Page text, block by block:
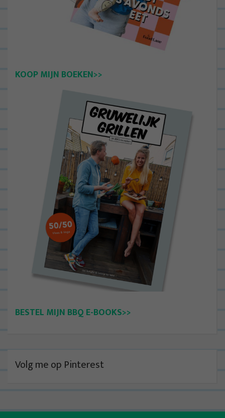
KOOP MIJN BOEKEN>>
BESTEL MIJN BBQ E-BOOKS>>
Volg me op Pinterest